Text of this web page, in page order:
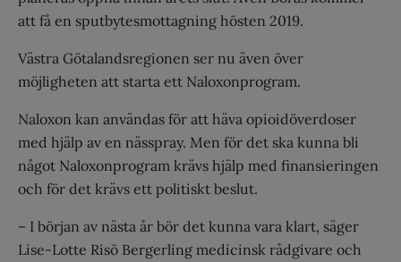
att få en sputbytesmottagning hösten 2019.
Västra Götalandsregionen ser nu även över
möjligheten att starta ett Naloxonprogram.
Naloxon kan användas för att häva opioidöverdoser
med hjälp av en nässpray. Men för det ska kunna bli
något Naloxonprogram krävs hjälp med finansieringen
och för det krävs ett politiskt beslut.
– I början av nästa år bör det kunna vara klart, säger
Lise-Lotte Risö Bergerling medicinsk rådgivare och